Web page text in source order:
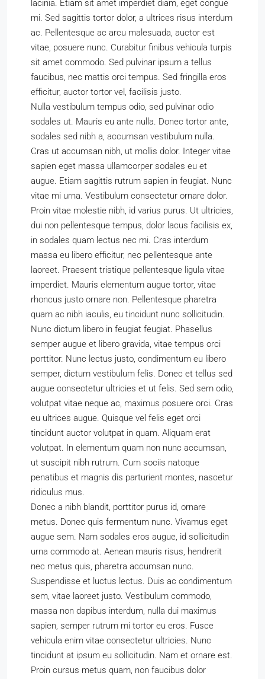
lacinia. Etiam sit amet imperdiet diam, eget congue
mi. Sed sagittis tortor dolor, a ultrices risus interdum
ac. Pellentesque ac arcu malesuada, auctor est
vitae, posuere nunc. Curabitur finibus vehicula turpis
sit amet commodo. Sed pulvinar ipsum a tellus
faucibus, nec mattis orci tempus. Sed fringilla eros
efficitur, auctor tortor vel, facilisis justo.
Nulla vestibulum tempus odio, sed pulvinar odio
sodales ut. Mauris eu ante nulla. Donec tortor ante,
sodales sed nibh a, accumsan vestibulum nulla.
Cras ut accumsan nibh, ut mollis dolor. Integer vitae
sapien eget massa ullamcorper sodales eu et
augue. Etiam sagittis rutrum sapien in feugiat. Nunc
vitae mi urna. Vestibulum consectetur ornare dolor.
Proin vitae molestie nibh, id varius purus. Ut ultricies,
dui non pellentesque tempus, dolor lacus facilisis ex,
in sodales quam lectus nec mi. Cras interdum
massa eu libero efficitur, nec pellentesque ante
laoreet. Praesent tristique pellentesque ligula vitae
imperdiet. Mauris elementum augue tortor, vitae
rhoncus justo ornare non. Pellentesque pharetra
quam ac nibh iaculis, eu tincidunt nunc sollicitudin.
Nunc dictum libero in feugiat feugiat. Phasellus
semper augue et libero gravida, vitae tempus orci
porttitor. Nunc lectus justo, condimentum eu libero
semper, dictum vestibulum felis. Donec et tellus sed
augue consectetur ultricies et ut felis. Sed sem odio,
volutpat vitae neque ac, maximus posuere orci. Cras
eu ultrices augue. Quisque vel felis eget orci
tincidunt auctor volutpat in quam. Aliquam erat
volutpat. In elementum quam non nunc accumsan,
ut suscipit nibh rutrum. Cum sociis natoque
penatibus et magnis dis parturient montes, nascetur
ridiculus mus.
Donec a nibh blandit, porttitor purus id, ornare
metus. Donec quis fermentum nunc. Vivamus eget
augue sem. Nam sodales eros augue, id sollicitudin
urna commodo at. Aenean mauris risus, hendrerit
nec metus quis, pharetra accumsan nunc.
Suspendisse et luctus lectus. Duis ac condimentum
sem, vitae laoreet justo. Vestibulum commodo,
massa non dapibus interdum, nulla dui maximus
sapien, semper rutrum mi tortor eu eros. Fusce
vehicula enim vitae consectetur ultricies. Nunc
tincidunt at ipsum eu sollicitudin. Nam et ornare est.
Proin cursus metus quam, non faucibus dolor